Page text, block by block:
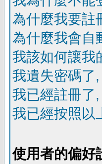
為什麼我要註
為什麼我會自
我該如何讓我
我遺失密碼了
我已經註冊了
我已經按照以
使用者的偏好